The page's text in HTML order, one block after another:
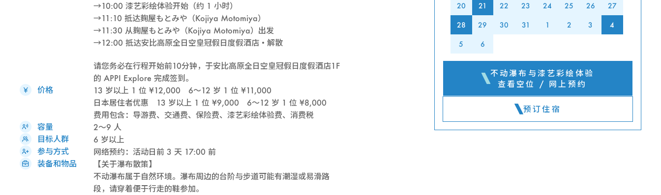
彩
→10:00 漆艺彩绘体验开始（约 1 小时）
→11:10 抵达麹屋もとみや（Kojiya Motomiya）
→11:30 从麹屋もとみや（Kojiya Motomiya）出发
→12:00 抵达安比高原全日空皇冠假日度假酒店・解散
请您务必在行程开始前10分钟，于安比高原全日空皇冠假日度假酒店1F
的 APPI Explore 完成签到。
价格
13 岁以上 1 位 ¥12,000 6～12 岁 1 位 ¥11,000
日本居住者优惠 13 岁以上 1 位 ¥9,000 6～12 岁 1 位 ¥8,000
费用包含：导游费、交通费、保险费、漆艺彩绘体验费、消费税
容量
2～9 人
目标人群
6 岁以上
参与方式
网络预约：活动日前 3 天 17:00 前
装备和物品
【关于瀑布散策】
不动瀑布属于自然环境。瀑布周边的台阶与步道可能有潮湿或易滑路
段，请穿着便于行走的鞋参加。
20 21 22 23 24 25 26 27
28 29 30 31 1 2 3 4
5 6
不动瀑布与漆艺彩绘体验
查看空位 / 网上预约
预订住宿